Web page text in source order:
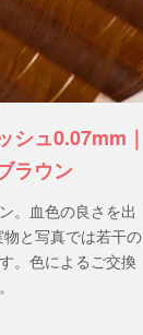
シュ0.07mm｜
ラウン
。血色の良さを出
と写真では若干の
。色によるご交換